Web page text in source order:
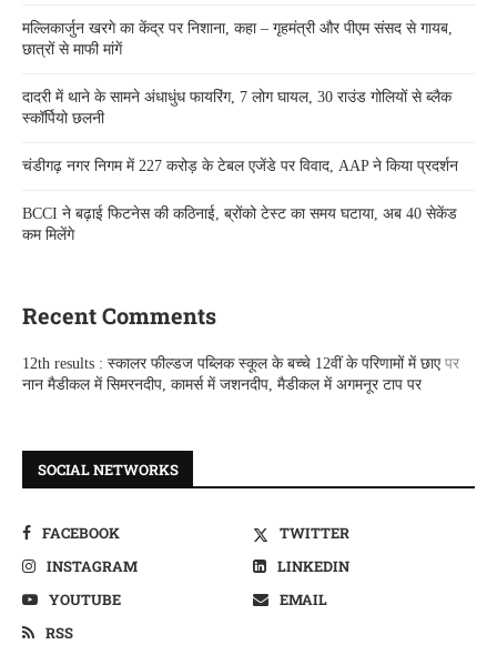
मल्लिकार्जुन खरगे का केंद्र पर निशाना, कहा – गृहमंत्री और पीएम संसद से गायब,
छात्रों से माफी मांगें
दादरी में थाने के सामने अंधाधुंध फायरिंग, 7 लोग घायल, 30 राउंड गोलियों से ब्लैक
स्कॉर्पियो छलनी
चंडीगढ़ नगर निगम में 227 करोड़ के टेबल एजेंडे पर विवाद, AAP ने किया प्रदर्शन
BCCI ने बढ़ाई फिटनेस की कठिनाई, ब्रोंको टेस्ट का समय घटाया, अब 40 सेकेंड
कम मिलेंगे
Recent Comments
12th results : स्कालर फील्डज पब्लिक स्कूल के बच्चे 12वीं के परिणामों में छाएपर
नान मैडीकल में सिमरनदीप, कामर्स में जशनदीप, मैडीकल में अगमनूर टाप पर
SOCIAL NETWORKS
FACEBOOK
TWITTER
INSTAGRAM
LINKEDIN
YOUTUBE
EMAIL
RSS